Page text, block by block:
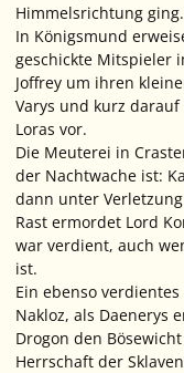
Himmelsrichtung ging.
In Königsmund
geschickte Mitspieler
Joffrey um ihren
Varys und kurz
Loras vor.
Die Meuterei in
der Nachtwache ist:
dann unter
Rast ermordet Lord
war verdient, auch
ist.
Ein ebenso
Nakloz, als Daenerys
Drogon den
Herrschaft der